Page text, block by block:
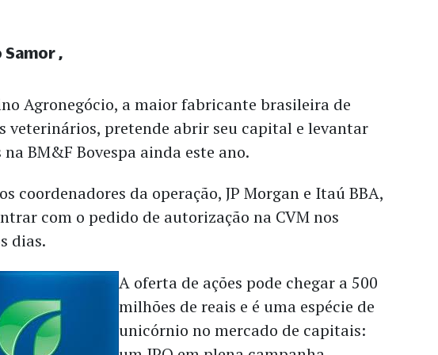
Agronegócio, a maior fabricante brasileira de
veterinários, pretende abrir seu capital e levantar
na BM&F Bovespa ainda este ano.
coordenadores da operação, JP Morgan e Itaú BBA,
com o pedido de autorização na CVM nos
dias.
A oferta de ações pode chegar a 500
milhões de reais e é uma espécie de
unicórnio no mercado de capitais:
Samor